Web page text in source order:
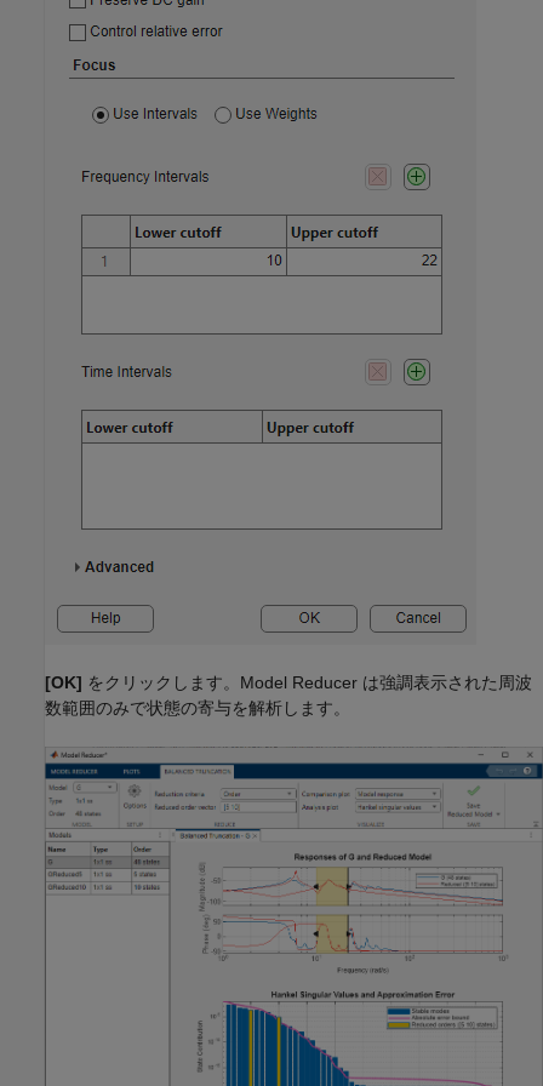
[OK] をクリックします。Model Reducer は強調表示された周波
数範囲のみで状態の寄与を解析します。